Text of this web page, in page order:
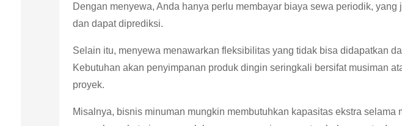
Dengan menyewa, Anda hanya perlu membayar biaya sewa periodik, yang
dan dapat diprediksi.
Selain itu, menyewa menawarkan fleksibilitas yang tidak bisa didapatkan
Kebutuhan akan penyimpanan produk dingin seringkali bersifat musiman
proyek.
Misalnya, bisnis minuman mungkin membutuhkan kapasitas ekstra selama